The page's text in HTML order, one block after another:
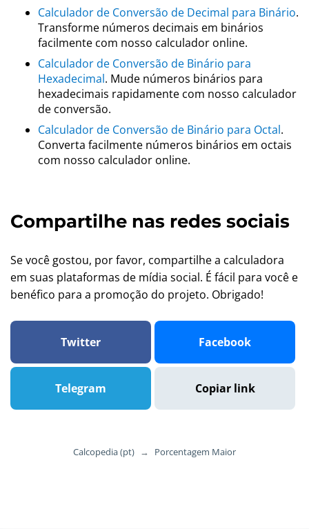
Calculador de Conversão de Decimal para Binário.
Transforme números decimais em binários
facilmente com nosso calculador online.
Calculador de Conversão de Binário para
Hexadecimal. Mude números binários para
hexadecimais rapidamente com nosso calculador
de conversão.
Calculador de Conversão de Binário para Octal.
Converta facilmente números binários em octais
com nosso calculador online.
Compartilhe nas redes sociais
Se você gostou, por favor, compartilhe a calculadora
em suas plataformas de mídia social. É fácil para você e
benéfico para a promoção do projeto. Obrigado!
Twitter Facebook
Telegram Copiar link
Calcopedia (pt) → Porcentagem Maior